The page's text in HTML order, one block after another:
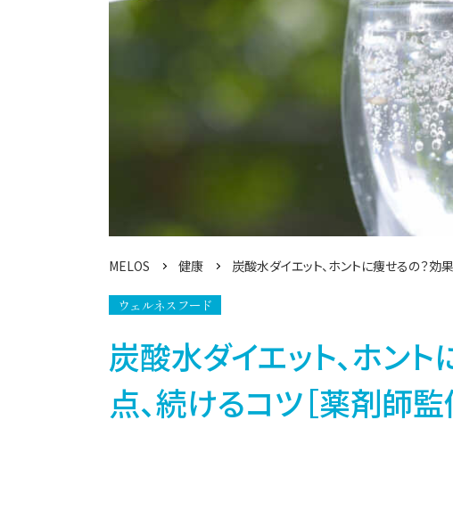
MELOS 健康 炭酸水ダイエット、ホントに痩せるの？効
ウェルネスフード
炭酸水ダイエット、ホン
点、続けるコツ［薬剤師